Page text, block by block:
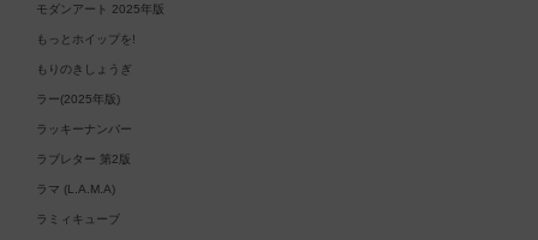
モダンアート 2025年版
もっとホイップを!
もりのきしょうぎ
ラー(2025年版)
ラッキーナンバー
ラブレター 第2版
ラマ (L.A.M.A)
ラミィキューブ